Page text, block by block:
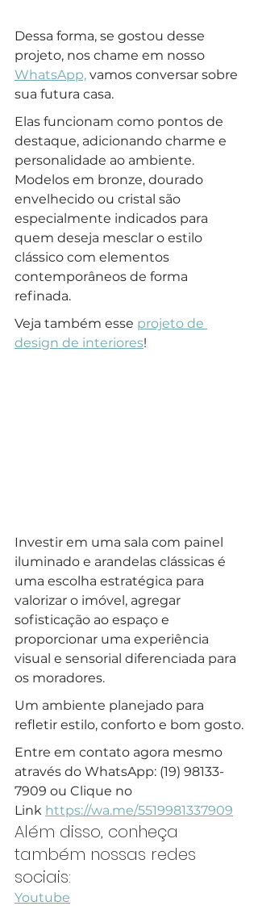
Dessa forma, se gostou desse
projeto, nos chame em nosso
WhatsApp, vamos conversar sobre
sua futura casa.
Elas funcionam como pontos de
destaque, adicionando charme e
personalidade ao ambiente.
Modelos em bronze, dourado
envelhecido ou cristal são
especialmente indicados para
quem deseja mesclar o estilo
clássico com elementos
contemporâneos de forma
refinada.
Veja também esse projeto de
design de interiores!
Investir em uma sala com painel
iluminado e arandelas clássicas é
uma escolha estratégica para
valorizar o imóvel, agregar
sofisticação ao espaço e
proporcionar uma experiência
visual e sensorial diferenciada para
os moradores.
Um ambiente planejado para
refletir estilo, conforto e bom gosto.
Entre em contato agora mesmo
através do WhatsApp: (19) 98133-
7909 ou Clique no
Link https://wa.me/5519981337909
Além disso, conheça
também nossas redes
sociais:
Youtube